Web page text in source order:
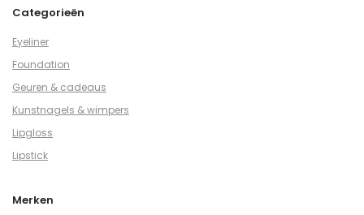
Categorieën
Eyeliner
Foundation
Geuren & cadeaus
Kunstnagels & wimpers
Lipgloss
Lipstick
Merken